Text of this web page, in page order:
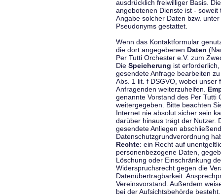
ausdrücklich freiwilliger Basis.
angebotenen Dienste ist -
Angabe solcher Daten bzw.
Pseudonyms gestattet.
Wenn das Kontaktformular
die dort angegebenen Daten
Per Tutti Orchester e.V. zum
Die Speicherung ist
gesendete Anfrage bearbeiten
Abs. 1 lit. f DSGVO, wobei
Anfragenden weiterzuhelfen.
genannte Vorstand des Per Tutti
weitergegeben. Bitte beachten
Internet nie absolut sicher sein
darüber hinaus trägt der Nutzer.
gesendete Anliegen
Datenschutzgrundverordnung
Rechte: ein Recht auf
personenbezogene Daten,
Löschung oder Einschränkung
Widerspruchsrecht gegen die
Datenübertragbarkeit.
Vereinsvorstand. Außerdem
bei der Aufsichtsbehörde besteht.